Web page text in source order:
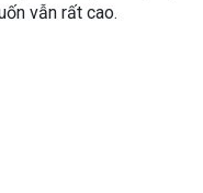
vẫn rất cao.